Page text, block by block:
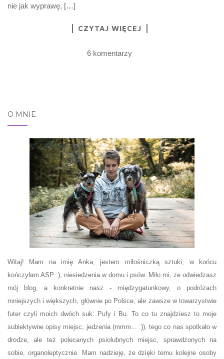
nie jak wyprawę, […]
CZYTAJ WIĘCEJ
6 komentarzy
O MNIE
Witaj! Mam na imię Anka, jestem miłośniczką sztuki, w końcu
kończyłam ASP :), niesiedzenia w domu i psów. Miło mi, że odwiedzasz
mój blog, a konkretnie nasz - międzygatunkowy, o podróżach
mniejszych i większych, głównie po Polsce, ale zawsze w towarzystwie
futer czyli moich dwóch suk: Pufy i Bu. To co tu znajdziesz to moje
subiektywne opisy miejsc, jedzenia (mmm... :)), tego co nas spotkało w
drodze, ale też polecanych psiolubnych miejsc, sprawdzonych na
sobie, organoleptycznie. Mam nadzieję, że dzięki temu kolejne osoby